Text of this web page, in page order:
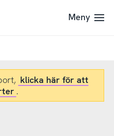
Meny
klicka här för att
.